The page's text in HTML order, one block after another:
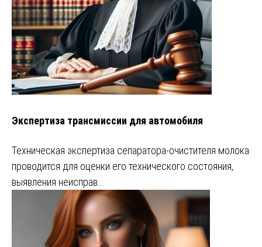
Экспертиза трансмиссии для автомобиля
Техническая экспертиза сепаратора-очистителя молока
проводится для оценки его технического состояния,
выявления неисправ…